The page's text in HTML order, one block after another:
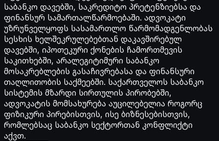
საბანკო დავებში, საკრედიტო პრეტენზიებსა და
ფინანსურ სამართალწარმოებაში. ადვოკატი
უზრუნველყოფს სასამართლო წარმომადგენლობას
სესხის ხელშეკრულებებთან დაკავშირებულ
დავებში, იპოთეკური ქონების ჩამორთმევის
საკითხებში, არალეგიტიმური საბანკო
მოსაკრებლების გასაჩივრებასა და ფინანსური
თაღლითობის საქმეებში. საქართველოს საბანკო
სისტემის მზარდი სირთულის პირობებში,
ადვოკატის მომსახურება აუცილებელია როგორც
ფიზიკური პირებისთვის, ისე ბიზნესებისთვის,
რომლებსაც საბანკო სექტორთან კონფლიქტი
აქვთ.